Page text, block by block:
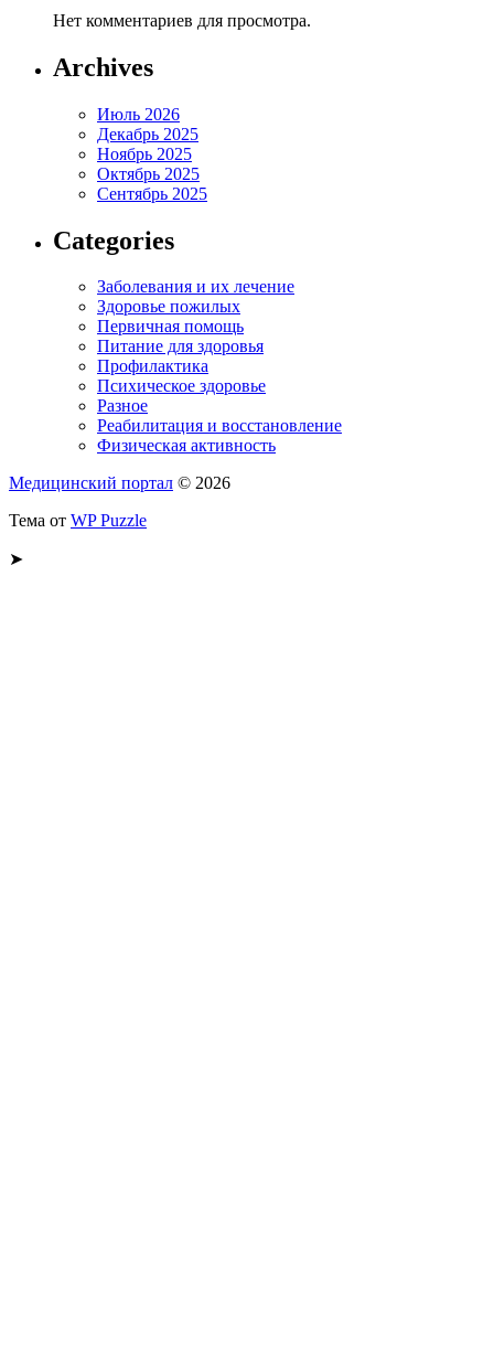
Нет комментариев для просмотра.
Archives
Июль 2026
Декабрь 2025
Ноябрь 2025
Октябрь 2025
Сентябрь 2025
Categories
Заболевания и их лечение
Здоровье пожилых
Первичная помощь
Питание для здоровья
Профилактика
Психическое здоровье
Разное
Реабилитация и восстановление
Физическая активность
Медицинский портал © 2026
Тема от WP Puzzle
➤